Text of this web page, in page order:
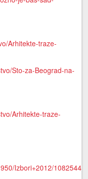
Arhitekte-traze-
Sto-za-Beograd-na-
Arhitekte-traze-
Izbori+2012/1082544